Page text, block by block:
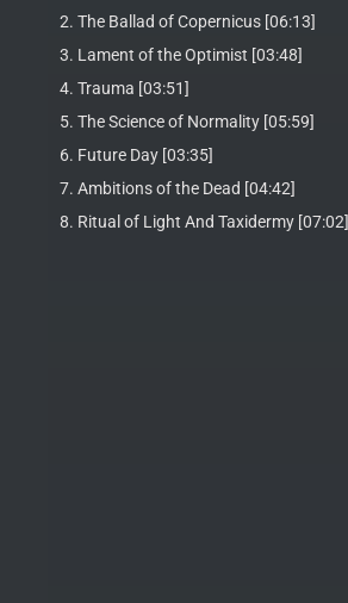
2. The Ballad of Copernicus [06:13]
3. Lament of the Optimist [03:48]
4. Trauma [03:51]
5. The Science of Normality [05:59]
6. Future Day [03:35]
7. Ambitions of the Dead [04:42]
8. Ritual of Light And Taxidermy [07:02]